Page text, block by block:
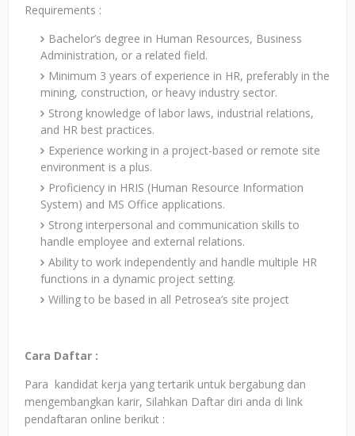
Requirements :
Bachelor’s degree in Human Resources, Business
Administration, or a related field.
Minimum 3 years of experience in HR, preferably in the
mining, construction, or heavy industry sector.
Strong knowledge of labor laws, industrial relations,
and HR best practices.
Experience working in a project-based or remote site
environment is a plus.
Proficiency in HRIS (Human Resource Information
System) and MS Office applications.
Strong interpersonal and communication skills to
handle employee and external relations.
Ability to work independently and handle multiple HR
functions in a dynamic project setting.
Willing to be based in all Petrosea’s site project
Cara Daftar :
Para kandidat kerja yang tertarik untuk bergabung dan
mengembangkan karir, Silahkan Daftar diri anda di link
pendaftaran online berikut :